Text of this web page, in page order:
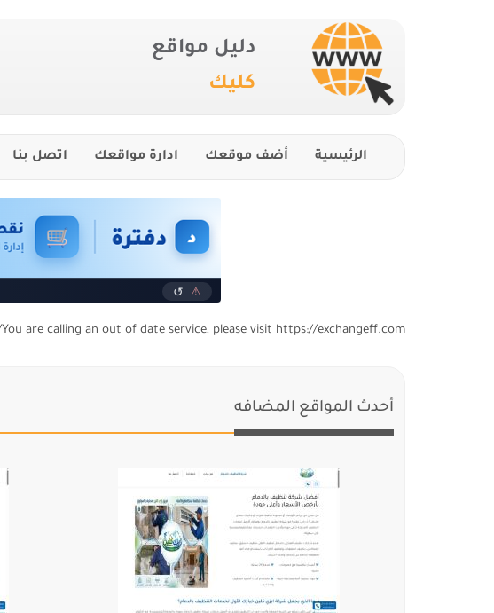
دليل مواقع
كليك
الرئيسية أضف موقعك ادارة مواقعك اتصل بنا
You are calling an out of date service, please visit https://exchangeff.com/
أحدث المواقع المضافه